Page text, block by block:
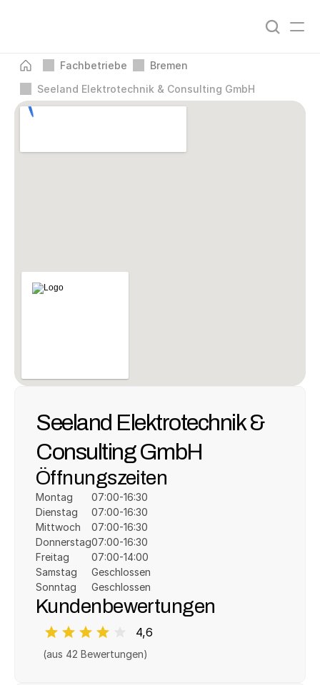
Fachbetriebe
Bremen
Seeland Elektrotechnik & Consulting GmbH
Seeland Elektrotechnik &
Consulting GmbH
Öffnungszeiten
Montag
Dienstag
Mittwoch
Donnerstag
Freitag
Samstag
Sonntag
07:00-16:30
07:00-16:30
07:00-16:30
07:00-16:30
07:00-14:00
Geschlossen
Geschlossen
Kundenbewertungen
4,6
(aus 42 Bewertungen)